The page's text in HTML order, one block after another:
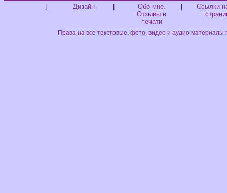
Дизайн
Обо мне.
Отзывы в
печати
Ссылки
Права на все текстовые, фото, видео и аудио